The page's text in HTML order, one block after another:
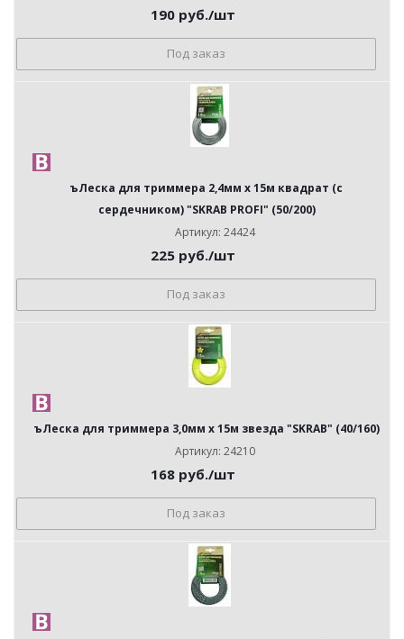
190 руб./шт
Под заказ
ъЛеска для триммера 2,4мм х 15м квадрат (с
сердечником) "SKRAB PROFI" (50/200)
Артикул: 24424
225 руб./шт
Под заказ
ъЛеска для триммера 3,0мм х 15м звезда "SKRAB" (40/160)
Артикул: 24210
168 руб./шт
Под заказ